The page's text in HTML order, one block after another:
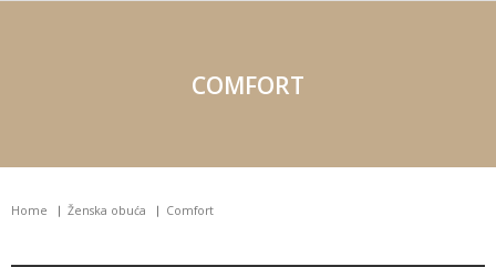
COMFORT
Home Ženska obuća Comfort